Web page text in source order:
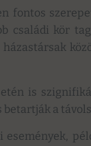
fontos
családi kör
is
a
események,